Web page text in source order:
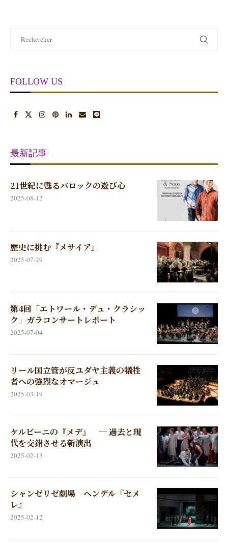
FOLLOW US
最新記事
21世紀に甦るバロックの遊び心
2025-08-12
歴史に挑む『メサイア』
2025-07-29
第4回「エトワール・デュ・クラシッ
ク」ガラコンサートレポート
2025-07-04
リール国立管が反ユダヤ主義の犠牲
者への強烈なオマージュ
2025-03-19
ケルビーニの『メデ』 ─ 過去と現
代を交錯させる新演出
2025-02-13
シャンゼリゼ劇場 ヘンデル『セメ
レ』
2025-02-12